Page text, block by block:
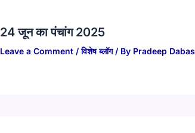
24 जून का पंचांग 2025
Leave a Comment /विशेष ब्लॉग/ By Pradeep Dabas